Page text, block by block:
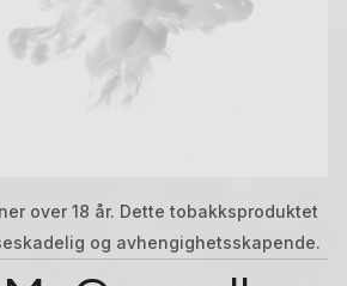
over 18 år. Dette tobakksproduktet
og avhengighetsskapende.